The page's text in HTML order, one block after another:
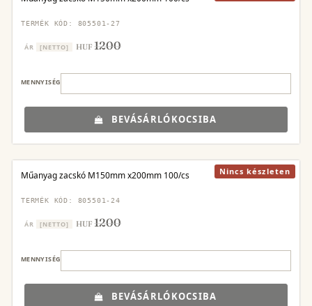
TERMÉK KÓD: 805501-27
ÁR [NETTO] HUF1200
MENNYISÉG
BEVÁSÁRLÓKOCSIBA
Nincs készleten
Műanyag zacskó M150mm x200mm 100/cs
TERMÉK KÓD: 805501-24
ÁR [NETTO] HUF1200
MENNYISÉG
BEVÁSÁRLÓKOCSIBA